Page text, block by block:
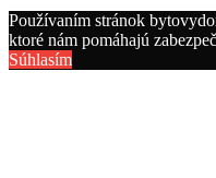
Používaním stránok
ktoré nám pomáhajú
Súhlasím